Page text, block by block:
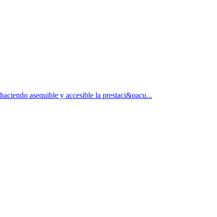
asequible y accesible la prestaci&oacu...